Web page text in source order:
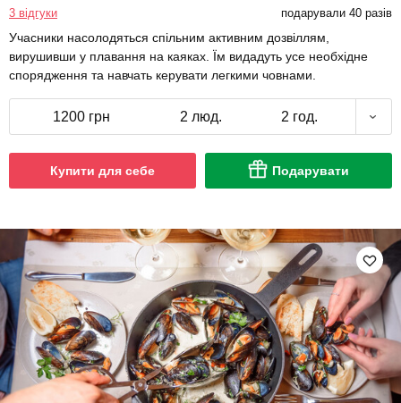
3 відгуки подарували 40 разів
Учасники насолодяться спільним активним дозвіллям,
вирушивши у плавання на каяках. Їм видадуть усе необхідне
спорядження та навчать керувати легкими човнами.
1200 грн 2 люд. 2 год.
Купити для себе Подарувати